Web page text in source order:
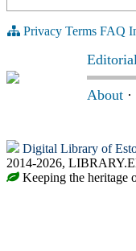
Privacy Terms FAQ
About ·
Digital Library of
2014-2026,
Keeping the heritage